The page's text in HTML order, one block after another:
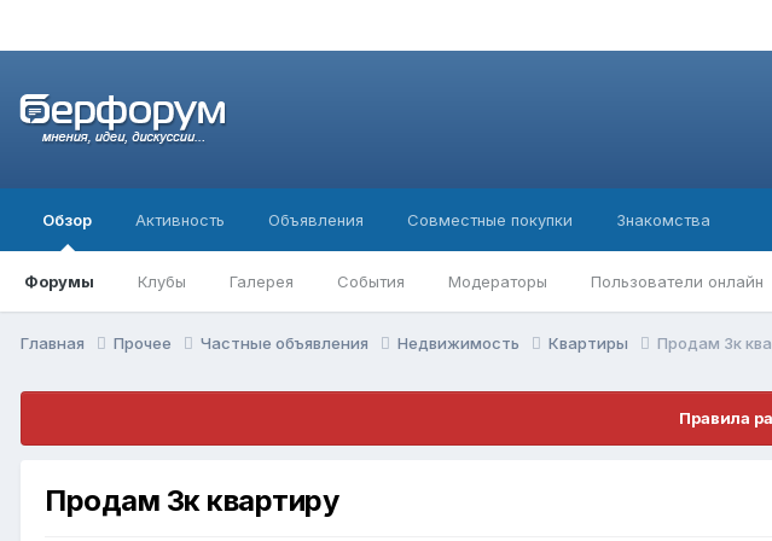
Обзор
Форумы Клубы Галерея События Модераторы Пользователи онлайн
Активность Объявления Совместные покупки Знакомства
Главная Прочее Частные объявления Недвижимость Квартиры Продам 3к
Правила
Продам 3к квартиру